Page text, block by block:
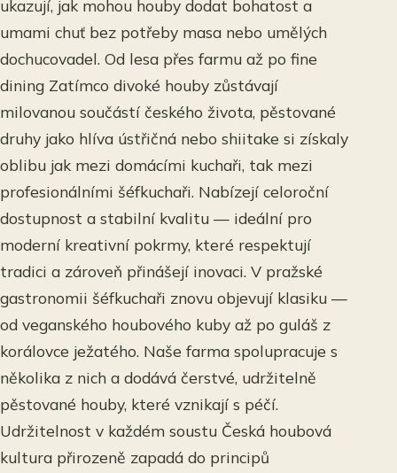
ukazují, jak mohou houby dodat bohatost a
umami chuť bez potřeby masa nebo umělých
dochucovadel. Od lesa přes farmu až po fine
dining Zatímco divoké houby zůstávají
milovanou součástí českého života, pěstované
druhy jako hlíva ústřičná nebo shiitake si získaly
oblibu jak mezi domácími kuchaři, tak mezi
profesionálními šéfkuchaři. Nabízejí celoroční
dostupnost a stabilní kvalitu — ideální pro
moderní kreativní pokrmy, které respektují
tradici a zároveň přinášejí inovaci. V pražské
gastronomii šéfkuchaři znovu objevují klasiku —
od veganského houbového kuby až po guláš z
korálovce ježatého. Naše farma spolupracuje s
několika z nich a dodává čerstvé, udržitelně
pěstované houby, které vznikají s péčí.
Udržitelnost v každém soustu Česká houbová
kultura přirozeně zapadá do principů